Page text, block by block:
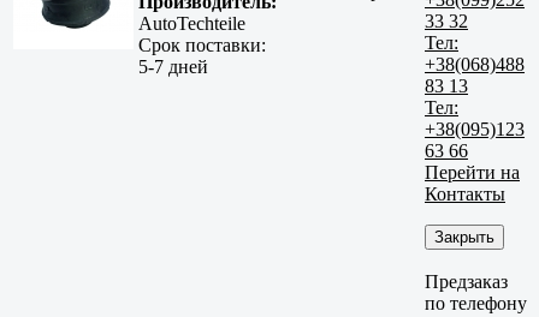
AutoTechteile
Срок поставки:
5-7 дней
33 32
Тел:
+38(068)488
83 13
Тел:
+38(095)123
63 66
Перейти на
Контакты
Закрыть
Предзаказ
по телефону